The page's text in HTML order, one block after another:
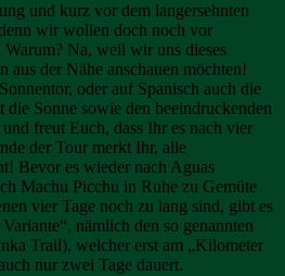
und kurz vor dem langersehnten
wir wollen doch noch vor
Warum? Na, weil wir uns dieses
aus der Nähe anschauen möchten!
oder auf Spanisch auch die
die Sonne sowie den beeindruckenden
freut Euch, dass Ihr es nach vier
der Tour merkt Ihr, alle
Bevor es wieder nach Aguas
Machu Picchu in Ruhe zu Gemüte
vier Tage noch zu lang sind, gibt es
nämlich den so genannten
Trail), welcher erst am „Kilometer
nur zwei Tage dauert.